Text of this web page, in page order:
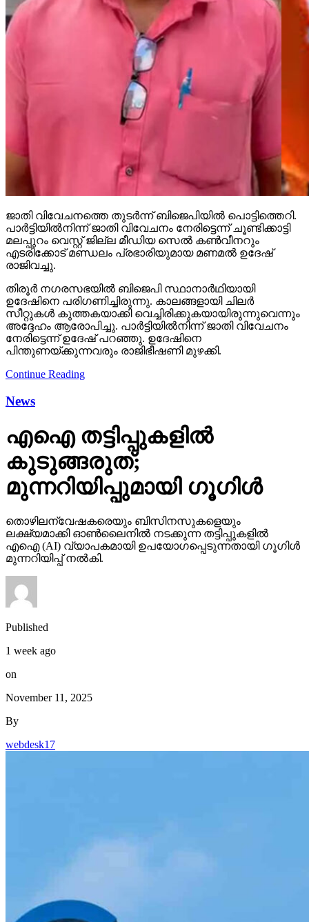
ജാതി വിവേചനത്തെ തുടര്‍ന്ന് ബിജെപിയില്‍ പൊട്ടിത്തെറി.
പാര്‍ട്ടിയില്‍നിന്ന് ജാതി വിവേചനം നേരിട്ടെന്ന് ചൂണ്ടിക്കാട്ടി
മലപ്പുറം വെസ്റ്റ് ജില്ല മീഡിയ സെല്‍ കണ്‍വീനറും
എടരിക്കോട് മണ്ഡലം പ്രഭാരിയുമായ മണമല്‍ ഉദേഷ്
രാജിവച്ചു.
തിരൂര്‍ നഗരസഭയില്‍ ബിജെപി സ്ഥാനാര്‍ഥിയായി
ഉദേഷിനെ പരിഗണിച്ചിരുന്നു. കാലങ്ങളായി ചിലര്‍
സീറ്റുകള്‍ കുത്തകയാക്കി വെച്ചിരിക്കുകയായിരുന്നുവെന്നും
അദ്ദേഹം ആരോപിച്ചു. പാര്‍ട്ടിയില്‍നിന്ന് ജാതി വിവേചനം
നേരിട്ടെന്ന് ഉദേഷ് പറഞ്ഞു. ഉദേഷിനെ
പിന്തുണയ്ക്കുന്നവരും രാജിഭീഷണി മുഴക്കി.
Continue Reading
News
എഐ തട്ടിപ്പുകളില്‍
കുടുങ്ങരുത്;
മുന്നറിയിപ്പുമായി ഗൂഗിള്‍
തൊഴിലന്വേഷകരെയും ബിസിനസുകളെയും
ലക്ഷ്യമാക്കി ഓണ്‍ലൈനില്‍ നടക്കുന്ന തട്ടിപ്പുകളില്‍
എഐ (AI) വ്യാപകമായി ഉപയോഗപ്പെടുന്നതായി ഗൂഗിള്‍
മുന്നറിയിപ്പ് നല്‍കി.
Published
1 week ago
on
November 11, 2025
By
webdesk17